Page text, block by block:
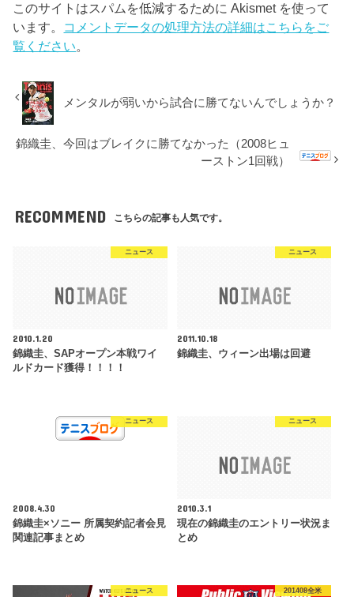
このサイトはスパムを低減するために Akismet を使って
います。 コメントデータの処理方法の詳細はこちらをご
覧ください。
メンタルが弱いから試合に勝てないんでしょうか？
錦織圭、今回はブレイクに勝てなかった（2008ヒュ
ーストン1回戦）
RECOMMEND こちらの記事も人気です。
ニュース
2010.1.20
錦織圭、SAPオープン本戦ワイ
ルドカード獲得！！！！
ニュース
2011.10.18
錦織圭、ウィーン出場は回避
ニュース
2008.4.30
錦織圭×ソニー 所属契約記者会見
関連記事まとめ
ニュース
2010.3.1
現在の錦織圭のエントリー状況ま
とめ
ニュース 201408全米